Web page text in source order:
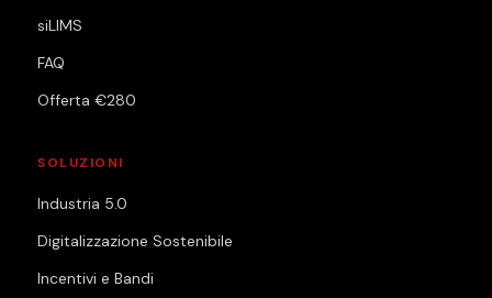
siLIMS
FAQ
Offerta €280
SOLUZIONI
Industria 5.0
Digitalizzazione Sostenibile
Incentivi e Bandi